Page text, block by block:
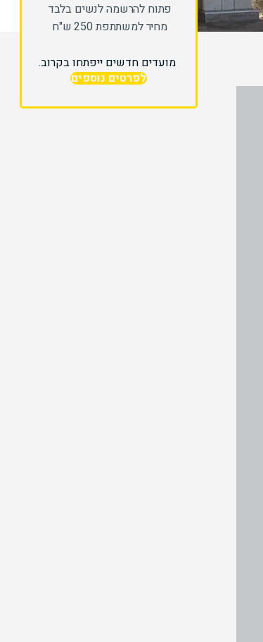
פתוח להרשמה לנשים בלבד
מחיר למשתתפת 250 ש"ח
מועדים חדשים ייפתחו בקרוב.
לפרטים נוספים